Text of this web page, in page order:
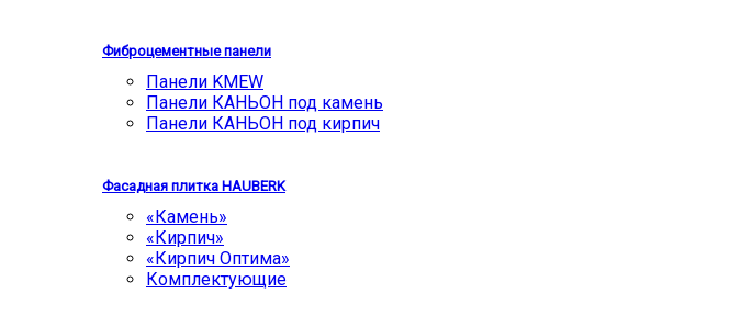
Фиброцементные панели
Панели KMEW
Панели КАНЬОН под камень
Панели КАНЬОН под кирпич
Фасадная плитка HAUBERK
«Камень»
«Кирпич»
«Кирпич Оптима»
Комплектующие